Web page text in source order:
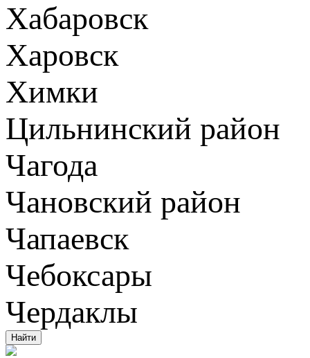
Хабаровск
Харовск
Химки
Цильнинский район
Чагода
Чановский район
Чапаевск
Чебоксары
Чердаклы